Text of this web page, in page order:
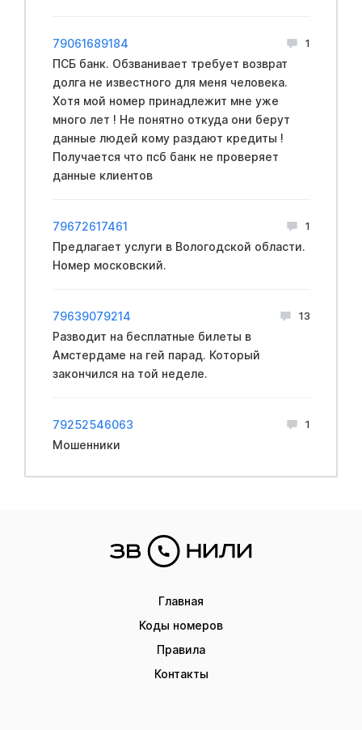
79061689184 1
ПСБ банк. Обзванивает требует возврат
долга не известного для меня человека.
Хотя мой номер принадлежит мне уже
много лет ! Не понятно откуда они берут
данные людей кому раздают кредиты !
Получается что псб банк не проверяет
данные клиентов
79672617461 1
Предлагает услуги в Вологодской области.
Номер московский.
79639079214 13
Разводит на бесплатные билеты в
Амстердаме на гей парад. Который
закончился на той неделе.
79252546063 1
Мошенники
Главная
Коды номеров
Правила
Контакты